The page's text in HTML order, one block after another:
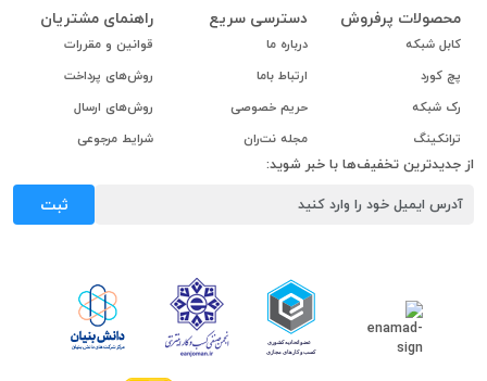
محصولات پرفروش
کابل شبکه
پچ کورد
رک شبکه
ترانکینگ
دسترسی سریع
درباره ما
ارتباط باما
حریم خصوصی
مجله نت‌ران
راهنمای مشتریان
قوانین و مقررات
روش‌های پرداخت
روش‌های ارسال
شرایط مرجوعی
از جدیدترین تخفیف‌ها با خبر شوید:
ثبت